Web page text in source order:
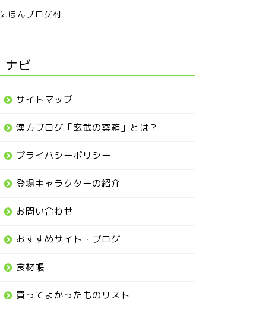
にほんブログ村
ナビ
サイトマップ
漢方ブログ「玄武の薬箱」とは？
プライバシーポリシー
登場キャラクターの紹介
お問い合わせ
おすすめサイト・ブログ
食材帳
買ってよかったものリスト